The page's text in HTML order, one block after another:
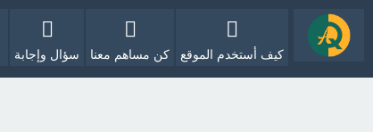
كيف أستخدم الموقع كن مساهم معنا سؤال وإجابة